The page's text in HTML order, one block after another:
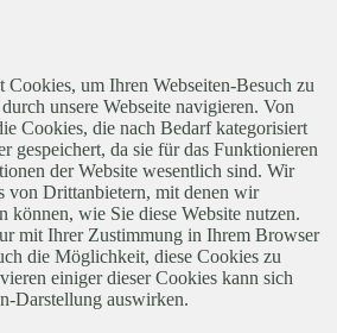
Cookies, um Ihren Webseiten-Besuch zu
unsere Webseite navigieren. Von
Cookies, die nach Bedarf kategorisiert
gespeichert, da sie für das Funktionieren
der Website wesentlich sind. Wir
von Drittanbietern, mit denen wir
können, wie Sie diese Website nutzen.
mit Ihrer Zustimmung in Ihrem Browser
die Möglichkeit, diese Cookies zu
einiger dieser Cookies kann sich
Darstellung auswirken.